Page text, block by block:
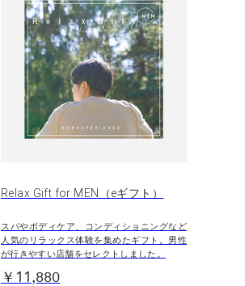
Relax Gift for MEN（eギフト）
スパやボディケア、コンディショニングなど
人気のリラックス体験を集めたギフト。男性
が行きやすい店舗をセレクトしました。
￥11,880